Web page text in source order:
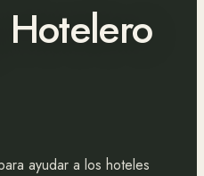
ayudar a los hoteles